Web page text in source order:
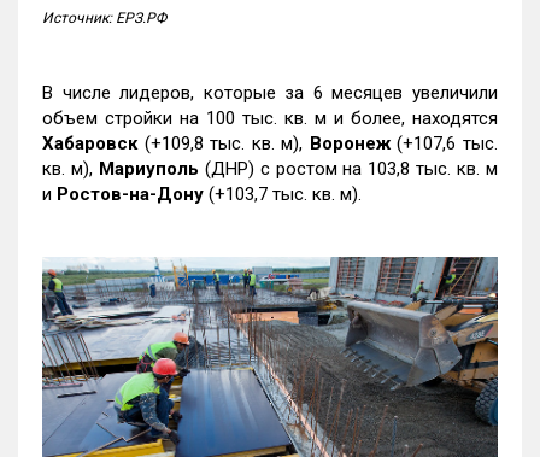
Источник: ЕРЗ.РФ
В числе лидеров, которые за 6 месяцев увеличили
объем стройки на 100 тыс. кв. м и более, находятся
Хабаровск (+109,8 тыс. кв. м), Воронеж(+107,6 тыс.
кв. м), Мариуполь (ДНР) с ростом на 103,8 тыс. кв. м
и Ростов-на-Дону (+103,7 тыс. кв. м).